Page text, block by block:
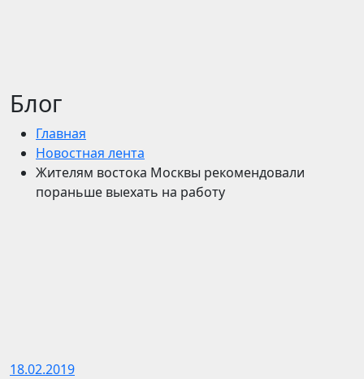
Блог
Главная
Новостная лента
Жителям востока Москвы рекомендовали
пораньше выехать на работу
18.02.2019